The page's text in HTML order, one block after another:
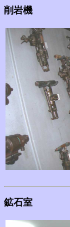
削岩機
鉱石室